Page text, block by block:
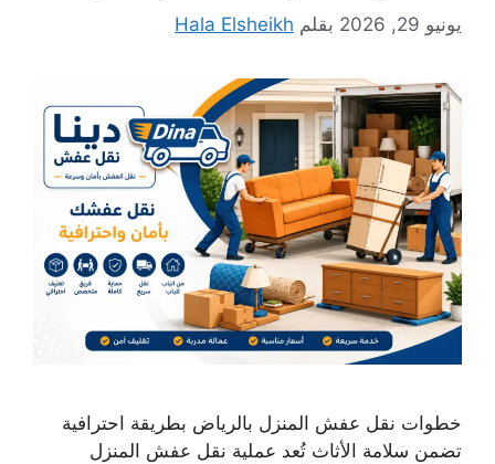
يونيو 29, 2026 بقلم Hala Elsheikh
خطوات نقل عفش المنزل بالرياض بطريقة احترافية
تضمن سلامة الأثاث تُعد عملية نقل عفش المنزل